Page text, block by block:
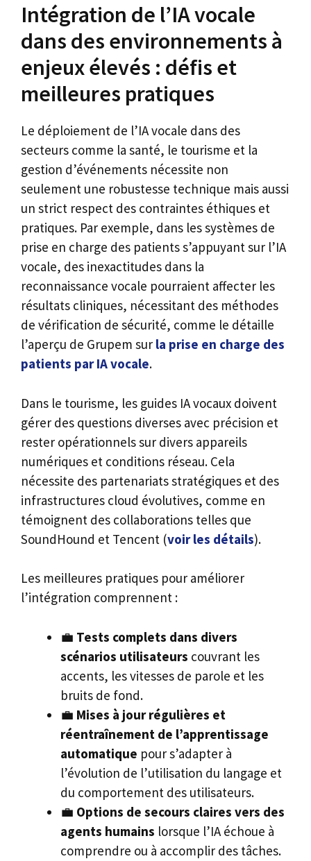
Intégration de l’IA vocale
dans des environnements à
enjeux élevés : défis et
meilleures pratiques
Le déploiement de l’IA vocale dans des
secteurs comme la santé, le tourisme et la
gestion d’événements nécessite non
seulement une robustesse technique mais aussi
un strict respect des contraintes éthiques et
pratiques. Par exemple, dans les systèmes de
prise en charge des patients s’appuyant sur l’IA
vocale, des inexactitudes dans la
reconnaissance vocale pourraient affecter les
résultats cliniques, nécessitant des méthodes
de vérification de sécurité, comme le détaille
l’aperçu de Grupem sur la prise en charge des
patients par IA vocale.
Dans le tourisme, les guides IA vocaux doivent
gérer des questions diverses avec précision et
rester opérationnels sur divers appareils
numériques et conditions réseau. Cela
nécessite des partenariats stratégiques et des
infrastructures cloud évolutives, comme en
témoignent des collaborations telles que
SoundHound et Tencent (voir les détails).
Les meilleures pratiques pour améliorer
l’intégration comprennent :
💼 Tests complets dans divers
scénarios utilisateurs couvrant les
accents, les vitesses de parole et les
bruits de fond.
💼 Mises à jour régulières et
réentraînement de l’apprentissage
automatique pour s’adapter à
l’évolution de l’utilisation du langage et
du comportement des utilisateurs.
💼 Options de secours claires vers des
agents humains lorsque l’IA échoue à
comprendre ou à accomplir des tâches.